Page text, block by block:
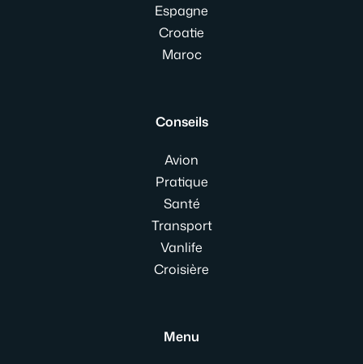
Espagne
Croatie
Maroc
Conseils
Avion
Pratique
Santé
Transport
Vanlife
Croisière
Menu